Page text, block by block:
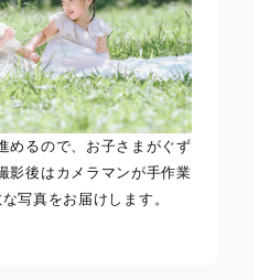
めるので、お子さまがぐず
影後はカメラマンが手作業
写真をお届けします。